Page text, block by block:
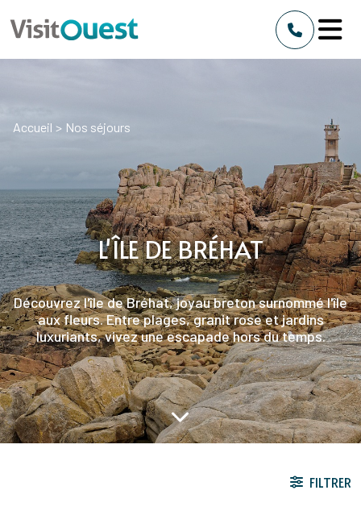
Accueil > Nos séjours
L'ÎLE DE BRÉHAT
Découvrez l'île de Bréhat, joyau breton surnommé l'île
aux fleurs. Entre plages, granit rose et jardins
luxuriants, vivez une escapade hors du temps.
FILTRER